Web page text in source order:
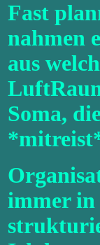
Fast
nahmen
aus
Soma,
immer in